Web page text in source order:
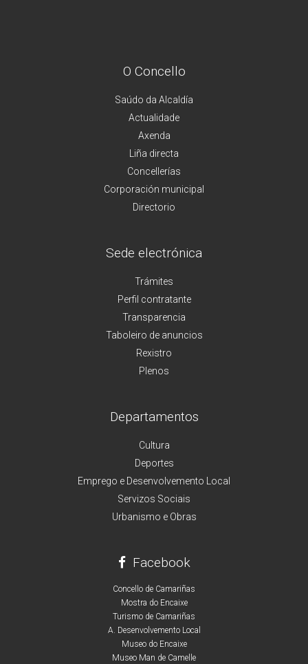
O Concello
Saúdo da Alcaldía
Actualidade
Axenda
Liña directa
Concellerías
Corporación municipal
Directorio
Sede electrónica
Trámites
Perfil contratante
Transparencia
Taboleiro de anuncios
Rexistro
Plenos
Departamentos
Cultura
Deportes
Emprego e Desenvolvemento Local
Servizos Sociais
Urbanismo e Obras
Facebook
Concello de Camariñas
Mostra do Encaixe
Turismo de Camariñas
A. Desenvolvemento Local
Museo do Encaixe
Museo Man de Camelle